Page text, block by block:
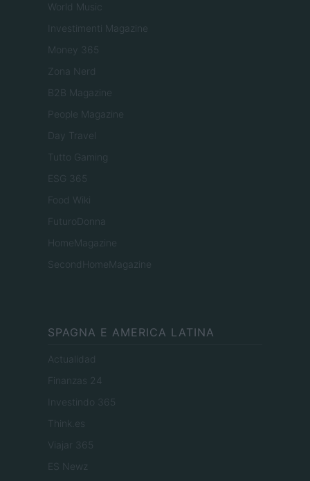
World Music
Investimenti Magazine
Money 365
Zona Nerd
B2B Magazine
People Magazine
Day Travel
Tutto Gaming
ESG 365
Food Wiki
FuturoDonna
HomeMagazine
SecondHomeMagazine
SPAGNA E AMERICA LATINA
Actualidad
Finanzas 24
Investindo 365
Think.es
Viajar 365
ES Newz